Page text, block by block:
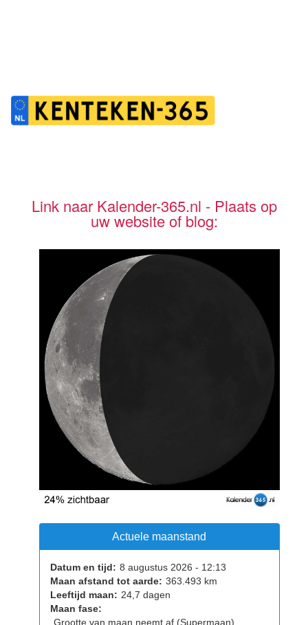
Link naar Kalender-365.nl - Plaats op
uw website of blog:
Actuele maanstand
Datum en tijd: 8 augustus 2026 - 12:13
Maan afstand tot aarde: 363.493 km
Leeftijd maan: 24,7 dagen
Maan fase:
Grootte van maan neemt af (Supermaan)